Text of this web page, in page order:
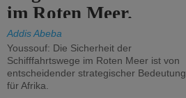
im Roten Meer.
Addis Abeba
Youssouf: Die Sicherheit der
Schifffahrtswege im Roten Meer ist von
entscheidender strategischer Bedeutung
für Afrika.